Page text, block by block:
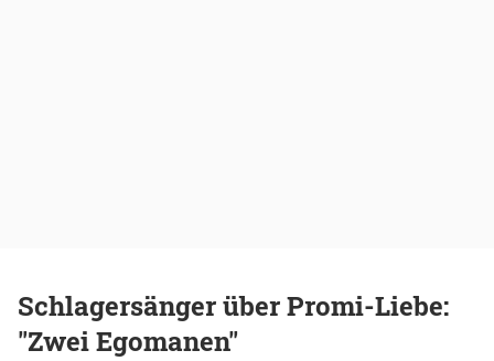
Schlagersänger über Promi-Liebe:
"Zwei Egomanen"